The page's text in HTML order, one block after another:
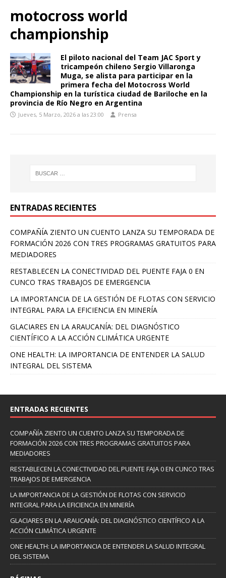
motocross world
championship
El piloto nacional del Team JAC Sport y
tricampeón chileno Sergio Villaronga
Muga, se alista para participar en la
primera fecha del Motocross World
Championship en la turística ciudad de Bariloche en la
provincia de Río Negro en Argentina
Jueves, 5 Marzo, 2026 a las 23:00 Prensa
ENTRADAS RECIENTES
COMPAÑÍA ZIENTO UN CUENTO LANZA SU TEMPORADA DE
FORMACIÓN 2026 CON TRES PROGRAMAS GRATUITOS PARA
MEDIADORES
RESTABLECEN LA CONECTIVIDAD DEL PUENTE FAJA 0 EN
CUNCO TRAS TRABAJOS DE EMERGENCIA
LA IMPORTANCIA DE LA GESTIÓN DE FLOTAS CON SERVICIO
INTEGRAL PARA LA EFICIENCIA EN MINERÍA
GLACIARES EN LA ARAUCANÍA: DEL DIAGNÓSTICO
CIENTÍFICO A LA ACCIÓN CLIMÁTICA URGENTE
ONE HEALTH: LA IMPORTANCIA DE ENTENDER LA SALUD
INTEGRAL DEL SISTEMA
ENTRADAS RECIENTES
COMPAÑÍA ZIENTO UN CUENTO LANZA SU TEMPORADA DE
FORMACIÓN 2026 CON TRES PROGRAMAS GRATUITOS PARA
MEDIADORES
RESTABLECEN LA CONECTIVIDAD DEL PUENTE FAJA 0 EN CUNCO TRAS
TRABAJOS DE EMERGENCIA
LA IMPORTANCIA DE LA GESTIÓN DE FLOTAS CON SERVICIO
INTEGRAL PARA LA EFICIENCIA EN MINERÍA
GLACIARES EN LA ARAUCANÍA: DEL DIAGNÓSTICO CIENTÍFICO A LA
ACCIÓN CLIMÁTICA URGENTE
ONE HEALTH: LA IMPORTANCIA DE ENTENDER LA SALUD INTEGRAL
DEL SISTEMA